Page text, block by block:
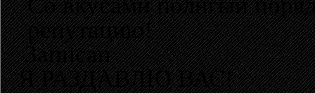
репутацию!
Записан
Я РАЗДАВЛЮ ВАС!